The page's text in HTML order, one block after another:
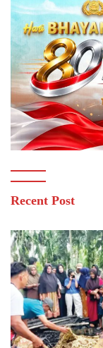
Recent Post